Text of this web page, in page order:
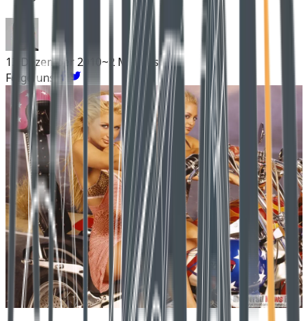
13 Dezember 2010~2 Min Lesen
Folge uns: